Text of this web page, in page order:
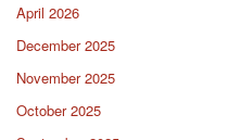
April 2026
December 2025
November 2025
October 2025